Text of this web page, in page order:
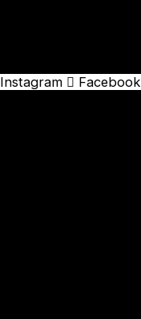
Instagram Facebook